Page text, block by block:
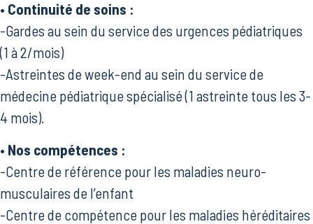
• Continuité de soins :
-Gardes au sein du service des urgences pédiatriques
(1 à 2/mois)
-Astreintes de week-end au sein du service de
médecine pédiatrique spécialisé (1 astreinte tous les 3-
4 mois).
• Nos compétences :
-Centre de référence pour les maladies neuro-
musculaires de l’enfant
-Centre de compétence pour les maladies héréditaires